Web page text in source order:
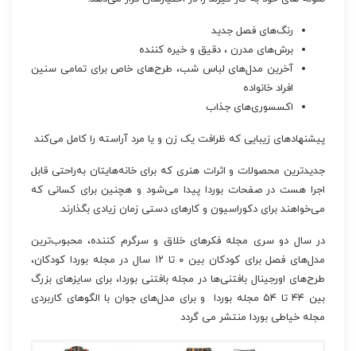
رنگ‌های فصل جدید
برش‌های مدرن ، دقیق و خیره کننده
آخرین مدل‌های لباس شب، طرح‌های خاص برای تمامی سنین
افراد خانواده
اکسسوری‌های جذاب
پیشنهادهای زیبایی که ظرافت یک زن و یا مرد آراسته را کامل می‌کند
جدیدترین محصولات و اثرات هنری که برای خانه‌هایتان به‌راحتی قابل
اجرا هست در صفحات بوردا پیدا می‌شود و هچنین برای کسانی که
می‌خواهند برای دکوراسیون و کارهای دستی زمان زیادی بگذارند.
در سال دو سری مجله فکرهای خلاق و سرگرم کننده، محبوب‌ترین
مدل‌های فصل برای کودکان بین ۰ تا ۱۲ سال در مجله بوردا کودکان،
طرح‌های اورجینال بافتنی‌ها در مجله بافتنی بوردا، برای سایزهای بزرگ
بین ۴۴ تا ۵۴ مجله بوردا و برای مدل‌های جوان با الگوهای کاربردی
مجله خیاطی بوردا منتشر می گردد